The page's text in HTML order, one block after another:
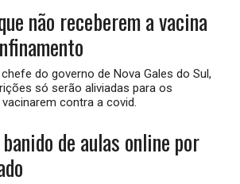
não receberem a vacina
do governo de Nova Gales do Sul,
só serão aliviadas para os
contra a covid.
de aulas online por